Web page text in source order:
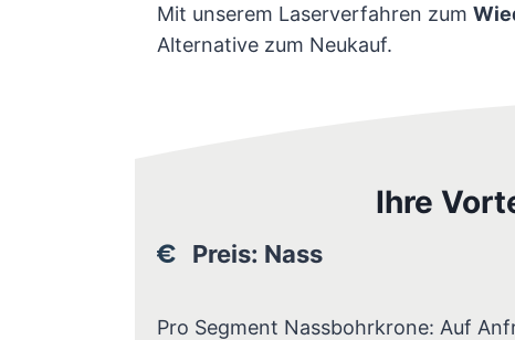
Mit unserem Laserverfahren zum
Alternative zum Neukauf.
Ihre
Preis: Nass
Pro Segment Nassbohrkrone: Auf